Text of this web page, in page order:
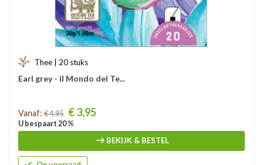
Thee | 20 stuks
Earl grey - il Mondo del Te...
Prijs
Vanaf: € 4,95 € 3,95
U bespaart 20 %
BEKIJK & BESTEL